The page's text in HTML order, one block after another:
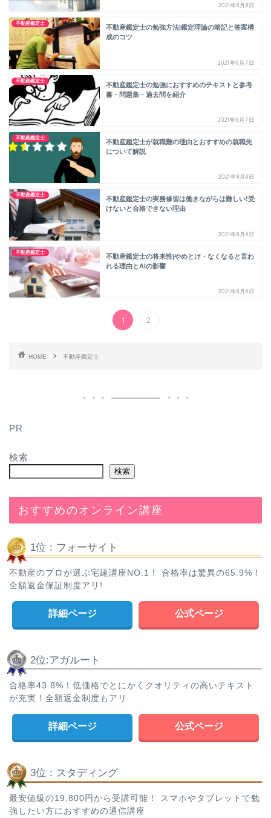
2021年8月8日
不動産鑑定士
不動産鑑定士の勉強方法|鑑定理論の暗記と答案構
成のコツ
2021年8月7日
不動産鑑定士
不動産鑑定士の勉強におすすめのテキストと参考
書・問題集・過去問を紹介
2021年8月7日
不動産鑑定士
不動産鑑定士が就職難の理由とおすすめの就職先
について解説
2021年8月6日
不動産鑑定士
不動産鑑定士の実務修習は働きながらは難しい!受
けないと合格できない理由
2021年8月6日
不動産鑑定士
不動産鑑定士の将来性|やめとけ・なくなると言わ
れる理由とAIの影響
2021年8月6日
1 2
HOME 不動産鑑定士
PR
検索
検索
おすすめのオンライン講座
1位：フォーサイト
不動産のプロが選ぶ宅建講座NO.1！ 合格率は驚異の65.9%！
全額返金保証制度アリ!
詳細ページ 公式ページ
2位:アガルート
合格率43.8%！低価格でとにかくクオリティの高いテキスト
が充実！全額返金制度もアリ
詳細ページ 公式ページ
3位：スタディング
最安値級の19,800円から受講可能！ スマホやタブレットで勉
強したい方におすすめの通信講座